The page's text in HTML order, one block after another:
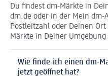
Du findest dm-Märkte in
dm.de oder in der Mein dm-
Postleitzahl oder Deinen
Märkte in Deiner Umgebung
Wie finde ich einen dm-
jetzt geöffnet hat?